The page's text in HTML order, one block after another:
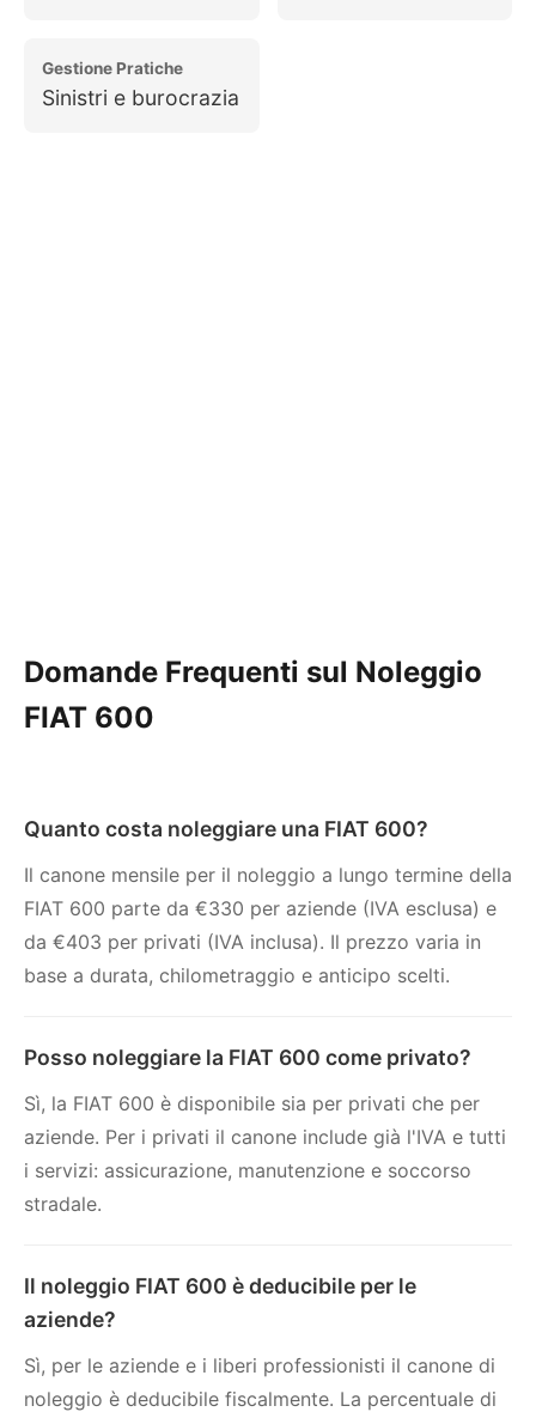
Gestione Pratiche
Sinistri e burocrazia
Domande Frequenti sul Noleggio
FIAT 600
Quanto costa noleggiare una FIAT 600?
Il canone mensile per il noleggio a lungo termine della
FIAT 600 parte da €330 per aziende (IVA esclusa) e
da €403 per privati (IVA inclusa). Il prezzo varia in
base a durata, chilometraggio e anticipo scelti.
Posso noleggiare la FIAT 600 come privato?
Sì, la FIAT 600 è disponibile sia per privati che per
aziende. Per i privati il canone include già l'IVA e tutti
i servizi: assicurazione, manutenzione e soccorso
stradale.
Il noleggio FIAT 600 è deducibile per le
aziende?
Sì, per le aziende e i liberi professionisti il canone di
noleggio è deducibile fiscalmente. La percentuale di